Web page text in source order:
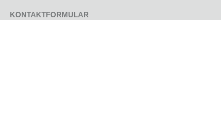
KONTAKTFORMULAR